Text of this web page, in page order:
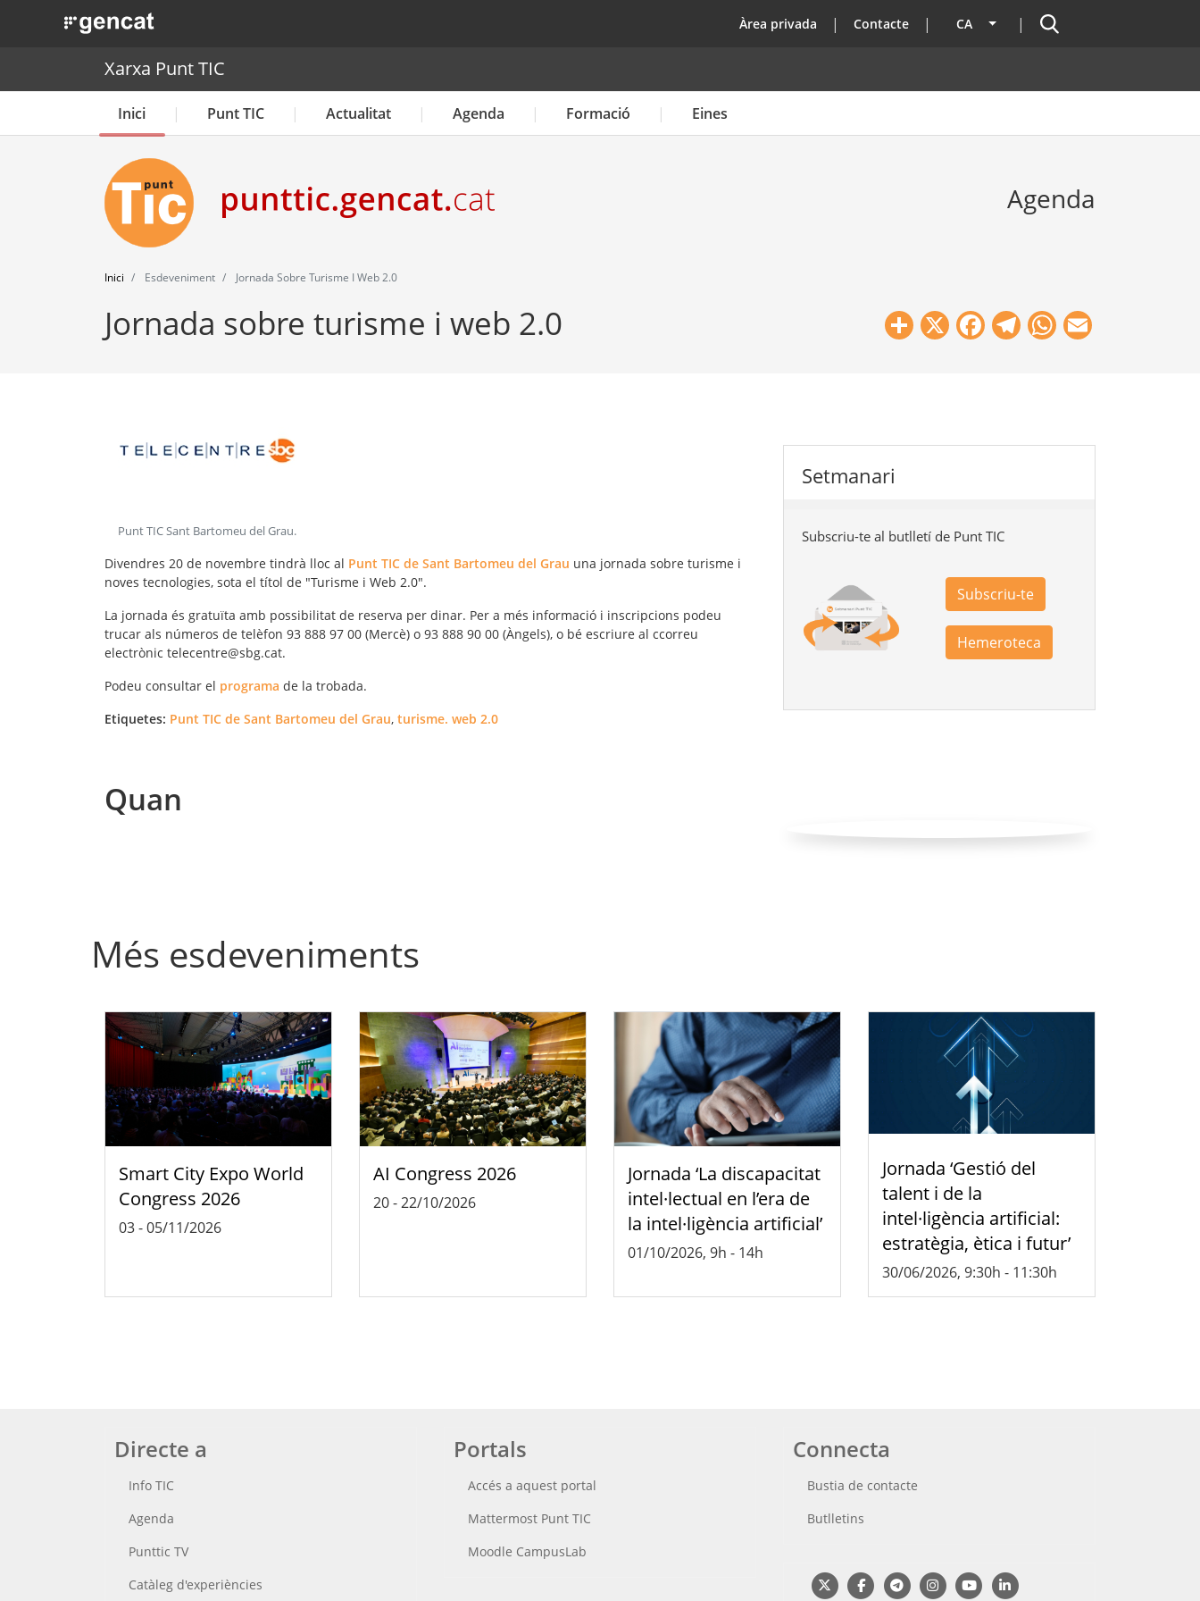
. Obre en una nova finestra. top
Àrea privada Contacte CA Llista les accions addicionals
Cercador
Xarxa Punt TIC
Inici Punt TIC Actualitat Agenda Formació Eines
Agenda
Inici Esdeveniment Jornada Sobre Turisme I Web 2.0
Jornada sobre turisme i web 2.0 Share
X Facebook
Telegram
WhatsApp
Punt TIC Sant Bartomeu del Grau.
Divendres 20 de novembre tindrà lloc al Punt TIC de Sant Bartomeu del Grau una jornada sobre turisme i
noves tecnologies, sota el títol de "Turisme i Web 2.0".
La jornada és gratuïta amb possibilitat de reserva per dinar. Per a més informació i inscripcions podeu
trucar als números de telèfon 93 888 97 00 (Mercè) o 93 888 90 00 (Àngels), o bé escriure al ccorreu
electrònic telecentre@sbg.cat.
Podeu consultar el programa de la trobada.
Etiquetes: Punt TIC de Sant Bartomeu del Grau, turisme. web 2.0
Quan
Setmanari
Subscriu-te al butlletí de Punt TIC
Subscriu-te
Hemeroteca
Més esdeveniments
Smart City Expo World
Congress 2026
03-05/11/2026
AI Congress 2026
20-22/10/2026
Jornada ‘La discapacitat
intel·lectual en l’era de
la intel·ligència artificial’
01/10/2026, 9h - 14h
Jornada ‘Gestió del
talent i de la
intel·ligència artificial:
estratègia, ètica i futur’
30/06/2026, 9:30h - 11:30h
Directe a
Info TIC
Agenda
Punttic TV
Catàleg d'experiències
Portals
Accés a aquest portal
Mattermost Punt TIC
Moodle CampusLab
Connecta
Bustia de contacte
Butlletins